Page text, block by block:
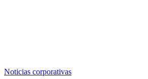
Noticias corporativas